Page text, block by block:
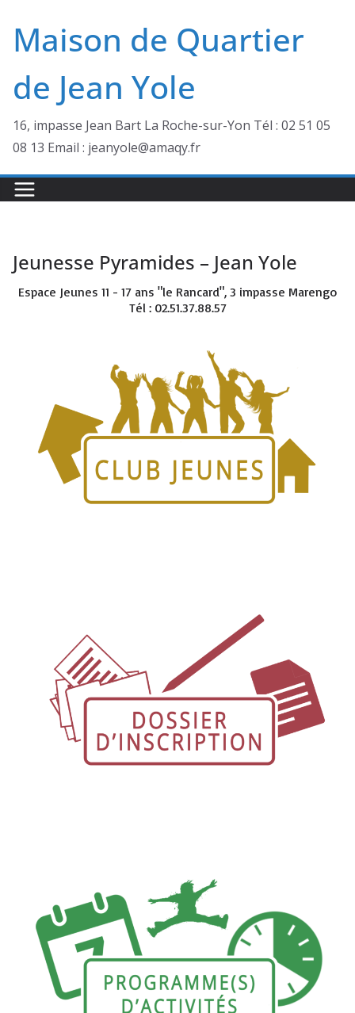
contenu
Maison de Quartier
de Jean Yole
16, impasse Jean Bart La Roche-sur-Yon Tél : 02 51 05
08 13 Email : jeanyole@amaqy.fr
Jeunesse Pyramides – Jean Yole
Espace Jeunes 11 - 17 ans "le Rancard", 3 impasse Marengo
Tél : 02.51.37.88.57